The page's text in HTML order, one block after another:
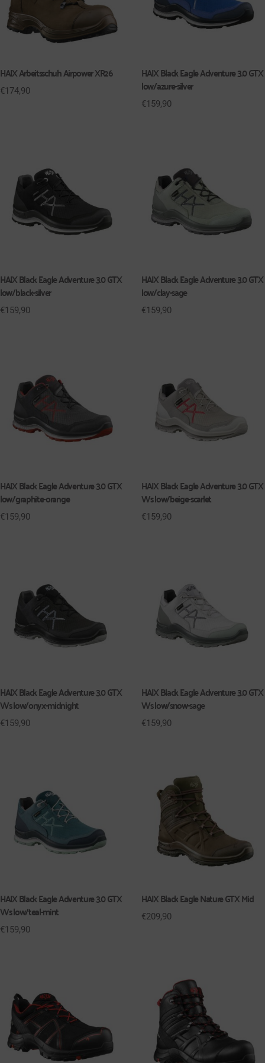
HAIX Arbeitsschuh Airpower XR26
€174,90
HAIX Black Eagle Adventure 3.0 GTX
low/azure-silver
€159,90
HAIX Black Eagle Adventure 3.0 GTX
low/black-silver
€159,90
HAIX Black Eagle Adventure 3.0 GTX
low/clay-sage
€159,90
HAIX Black Eagle Adventure 3.0 GTX
low/graphite-orange
€159,90
HAIX Black Eagle Adventure 3.0 GTX
Ws low/beige-scarlet
€159,90
HAIX Black Eagle Adventure 3.0 GTX
Ws low/onyx-midnight
€159,90
HAIX Black Eagle Adventure 3.0 GTX
Ws low/snow-sage
€159,90
HAIX Black Eagle Adventure 3.0 GTX
Ws low/teal-mint
€159,90
HAIX Black Eagle Nature GTX Mid
€209,90